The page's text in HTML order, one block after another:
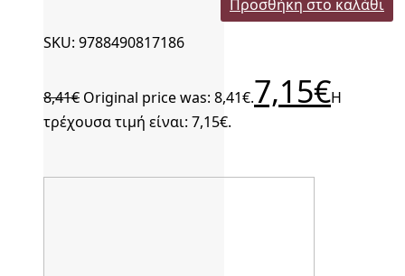
Προσθήκη στο καλάθι
SKU: 9788490817186
8,41€ Original price was: 8,41€.7,15€Η
τρέχουσα τιμή είναι: 7,15€.